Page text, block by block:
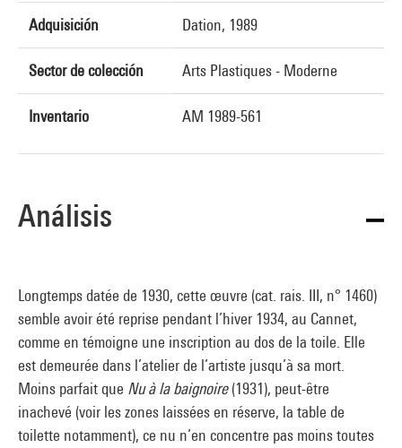
Adquisición Dation, 1989
Sector de colección Arts Plastiques - Moderne
Inventario AM 1989-561
Análisis
Longtemps datée de 1930, cette œuvre (cat. rais. III, n° 1460)
semble avoir été reprise pendant l’hiver 1934, au Cannet,
comme en témoigne une inscription au dos de la toile. Elle
est demeurée dans l’atelier de l’artiste jusqu’à sa mort.
Moins parfait que Nu à la baignoire(1931), peut-être
inachevé (voir les zones laissées en réserve, la table de
toilette notamment), ce nu n’en concentre pas moins toutes